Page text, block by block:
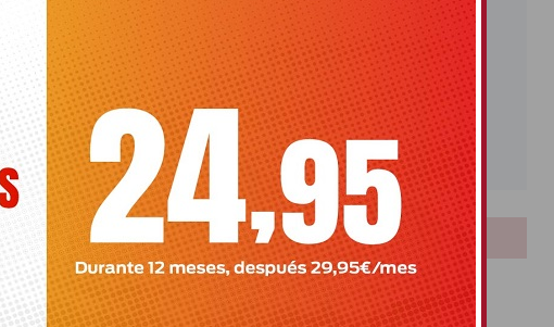
y la igualdad real,
añadido Juárez, quien
sexual o identidad de
LGTBI provoca,
sexual, de género y
, “sea una cuestión
LOTERIAS
Bonoloto
Primitiva